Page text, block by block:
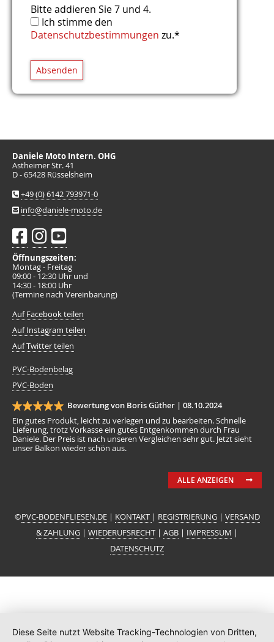
Bitte addieren Sie 7 und 4.
Ich stimme den
Datenschutzbestimmungen zu.*
Absenden
Daniele Moto Intern. OHG
Astheimer Str. 41
D - 65428 Rüsselsheim
+49 (0) 6142 793971-0
info@daniele-moto.de
Öffnungszeiten:
Montag - Freitag
09:00 - 12:30 Uhr und
14:30 - 18:00 Uhr
(Termine nach Vereinbarung)
Auf Facebook teilen
Auf Instagram teilen
Auf Twitter teilen
PVC-Bodenbelag
PVC-Boden
Bewertung von Boris Güther | 08.10.2024
Ein gutes Produkt, leicht zu verlegen und zu bearbeiten. Schnelle
Lieferung, trotz Vorkasse ein gutes Entgenkommen durch Frau
Daniele. Der Preis ist nach unseren Vergleichen sehr gut. Jetzt sieht
unser Balkon wieder schön aus.
ALLE ANZEIGEN
©PVC-BODENFLIESEN.DE| KONTAKT | REGISTRIERUNG| VERSAND
& ZAHLUNG | WIEDERUFSRECHT | AGB | IMPRESSUM |
DATENSCHUTZ
Diese Seite nutzt Website Tracking-Technologien von Dritten,